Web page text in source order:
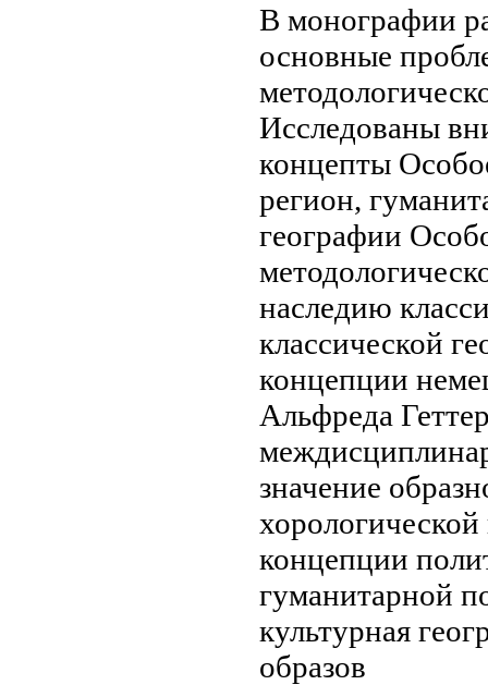
В монографии
основные
Исследованы
концепты
регион,
географии
наследию
классической
концепции
Альфреда
значение
хорологической
концепции
гуманитарной
культурная
образов